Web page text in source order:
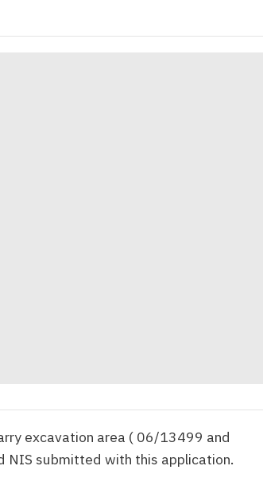
excavation area ( 06/13499 and
NIS submitted with this application.